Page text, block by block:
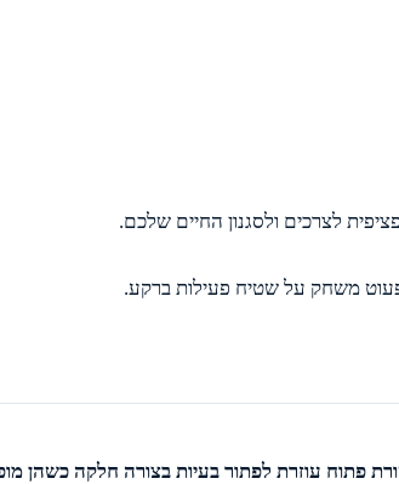
לצרכים ולסגנון החיים שלכם.
פתוח עוזרת לפתור בעיות בצורה חלקה כשהן